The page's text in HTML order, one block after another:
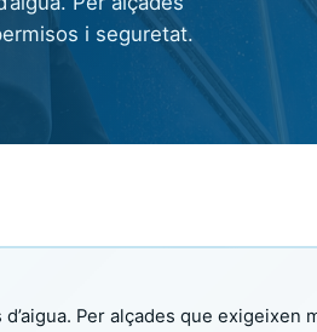
i seguretat.
Per alçades que exigeixen